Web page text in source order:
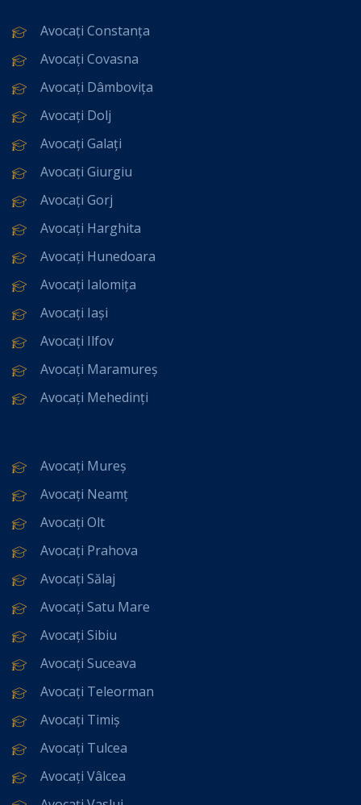
Avocați Constanța
Avocați Covasna
Avocați Dâmbovița
Avocați Dolj
Avocați Galați
Avocați Giurgiu
Avocați Gorj
Avocați Harghita
Avocați Hunedoara
Avocați Ialomița
Avocați Iași
Avocați Ilfov
Avocați Maramureș
Avocați Mehedinți
Avocați Mureș
Avocați Neamț
Avocați Olt
Avocați Prahova
Avocați Sălaj
Avocați Satu Mare
Avocați Sibiu
Avocați Suceava
Avocați Teleorman
Avocați Timiș
Avocați Tulcea
Avocați Vâlcea